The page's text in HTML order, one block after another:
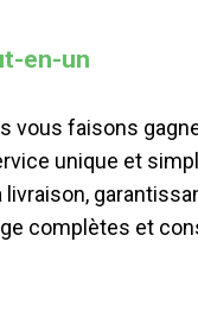
en-un
vous faisons
unique et
complètes et